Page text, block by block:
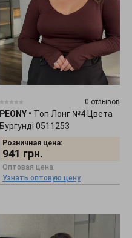
0 отзывов
PEONY • Tоп Лонг №4 Цвета
Бургунді 0511253
Розничная цена:
941 грн.
Оптовая цена:
Узнать оптовую цену